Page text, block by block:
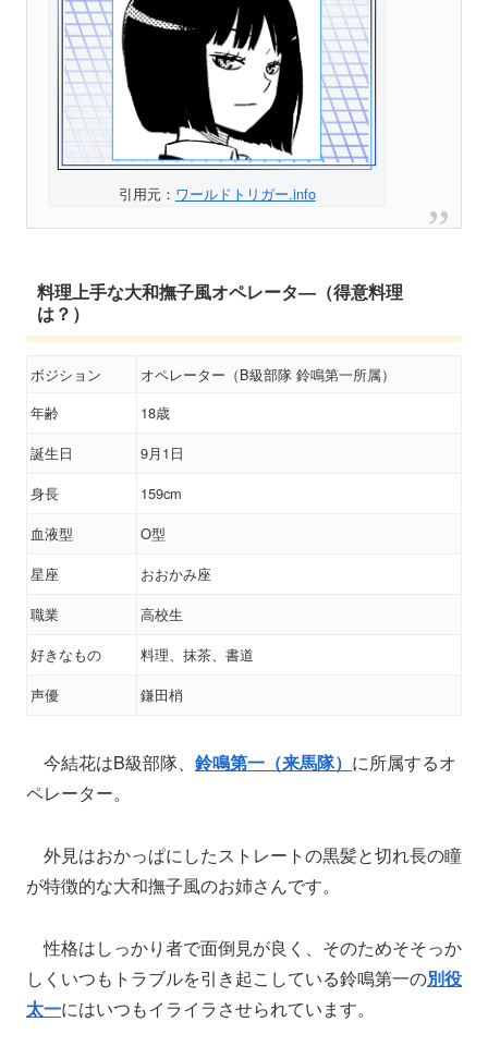
引用元： ワールドトリガー.info
料理上手な大和撫子風オペレータ―（得意料理
は？）
ボジション
オペレーター（B級部隊 鈴鳴第一所属）
年齢
18歳
誕生日
9月1日
身長
159cm
血液型
O型
星座
おおかみ座
職業
高校生
好きなもの
料理、抹茶、書道
声優
鎌田梢
今結花はB級部隊、 鈴鳴第一（来馬隊） に所属するオ
ペレーター。
外見はおかっぱにしたストレートの黒髪と切れ長の瞳
が特徴的な大和撫子風のお姉さんです。
性格はしっかり者で面倒見が良く、そのためそそっか
しくいつもトラブルを引き起こしている鈴鳴第一の別役
太一にはいつもイライラさせられています。